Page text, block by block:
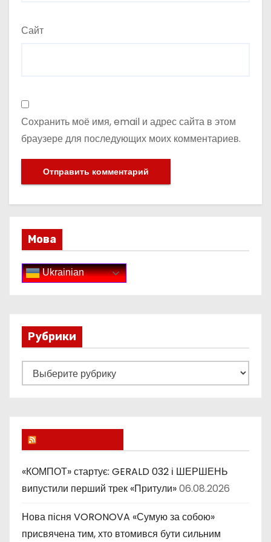
Сайт
Сохранить моё имя, email и адрес сайта в этом
браузере для последующих моих комментариев.
Мова
Ukrainian
Рубрики
у
к
и
«КОМПОТ» стартує: GERALD 032 і ШЕРШЕНЬ
випустили перший трек «Притули»06.08.2026
Нова пісня VORONOVA «Сумую за собою»
присвячена тим, хто втомився бути сильним